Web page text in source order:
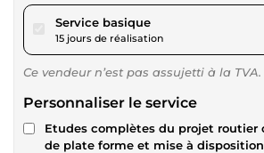
Service basiquepour 345,67 $US
15 jours de réalisation
Ce vendeur n’est pas assujetti à la TVA.
Personnaliser le service
Etudes complètes du projet routier
de plate forme et mise à